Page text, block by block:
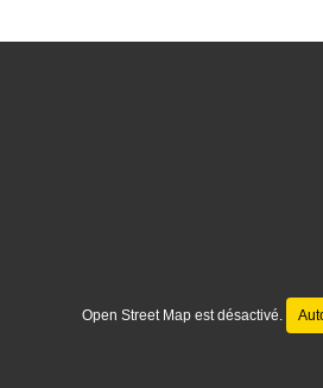
Open Street Map est désactivé.